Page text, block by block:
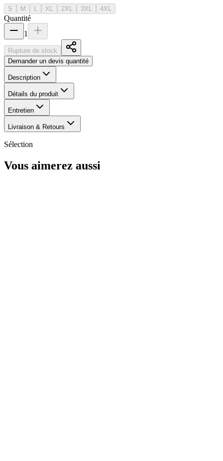
S M L XL 2XL 3XL 4XL
Quantité
1
Rupture de stock
Demander un devis quantité
Description
Détails du produit
Entretien
Livraison & Retours
Sélection
Vous aimerez aussi